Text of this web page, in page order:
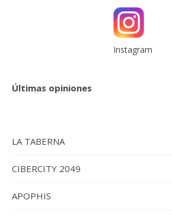
Instagram
Últimas opiniones
LA TABERNA
CIBERCITY 2049
APOPHIS